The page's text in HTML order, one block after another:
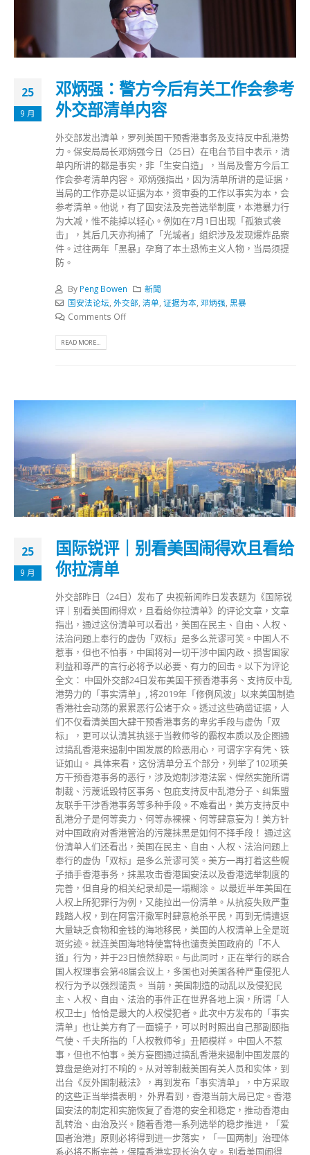
25
9 月
邓炳强：警方今后有关工作会参考
外交部清单内容
外交部发出清单，罗列美国干预香港事务及支持反中乱港势
力。保安局局长邓炳强今日（25日）在电台节目中表示，清
单内所讲的都是事实，非「生安白造」，当局及警方今后工
作会参考清单内容。 邓炳强指出，因为清单所讲的是证据，
当局的工作亦是以证据为本，资审委的工作以事实为本，会
参考清单。他说，有了国安法及完善选举制度，本港暴力行
为大减，惟不能掉以轻心。例如在7月1日出现「孤狼式袭
击」，其后几天亦拘捕了「光城者」组织涉及发现爆炸品案
件。过往两年「黑暴」孕育了本土恐怖主义人物，当局须提
防。
By Peng Bowen
新聞
国安法论坛, 外交部, 清单, 证据为本, 邓炳强, 黑暴
Comments Off
READ MORE...
25
9 月
国际锐评｜别看美国闹得欢且看给
你拉清单
外交部昨日（24日）发布了 央视新闻昨日发表题为《国际锐
评｜别看美国闹得欢，且看给你拉清单》的评论文章，文章
指出，通过这份清单可以看出，美国在民主、自由、人权、
法治问题上奉行的虚伪「双标」是多么荒谬可笑。中国人不
惹事，但也不怕事，中国将对一切干涉中国内政、损害国家
利益和尊严的言行必将予以必要、有力的回击。以下为评论
全文： 中国外交部24日发布美国干预香港事务、支持反中乱
港势力的「事实清单」, 将2019年「修例风波」以来美国制造
香港社会动荡的累累恶行公诸于众。透过这些确凿证据，人
们不仅看清美国大肆干预香港事务的卑劣手段与虚伪「双
标」，更可以认清其执迷于当教师爷的霸权本质以及企图通
过搞乱香港来遏制中国发展的险恶用心，可谓字字有凭、铁
证如山。 具体来看，这份清单分五个部分，列举了102项美
方干预香港事务的恶行，涉及炮制涉港法案、悍然实施所谓
制裁、污蔑诋毁特区事务、包庇支持反中乱港分子、纠集盟
友联手干涉香港事务等多种手段。不难看出，美方支持反中
乱港分子是何等卖力、何等赤裸裸、何等肆意妄为！美方针
对中国政府对香港管治的污蔑抹黑是如何不择手段！ 通过这
份清单人们还看出，美国在民主、自由、人权、法治问题上
奉行的虚伪「双标」是多么荒谬可笑。美方一再打着这些幌
子插手香港事务，抹黑攻击香港国安法以及香港选举制度的
完善，但自身的相关纪录却是一塌糊涂。 以最近半年美国在
人权上所犯罪行为例，又能拉出一份清单。从抗疫失败严重
践踏人权，到在阿富汗撤军时肆意枪杀平民，再到无情遣返
大量缺乏食物和金钱的海地移民，美国的人权清单上全是斑
斑劣迹。就连美国海地特使富特也谴责美国政府的「不人
道」行为，并于23日愤然辞职。与此同时，正在举行的联合
国人权理事会第48届会议上，多国也对美国各种严重侵犯人
权行为予以强烈谴责。 当前，美国制造的动乱以及侵犯民
主、人权、自由、法治的事件正在世界各地上演，所谓「人
权卫士」恰恰是最大的人权侵犯者。此次中方发布的「事实
清单」也让美方有了一面镜子，可以时时照出自己那副颐指
气使、千夫所指的「人权教师爷」丑陋模样。 中国人不惹
事，但也不怕事。美方妄图通过搞乱香港来遏制中国发展的
算盘是绝对打不响的。从对等制裁美国有关人员和实体，到
出台《反外国制裁法》，再到发布「事实清单」，中方采取
的这些正当举措表明， 外界看到，香港当前大局已定。香港
国安法的制定和实施恢复了香港的安全和稳定，推动香港由
乱转治、由治及兴。随着香港一系列选举的稳步推进，「爱
国者治港」原则必将得到进一步落实，「一国两制」治理体
系必将不断完善，保障香港实现长治久安。 别看美国闹得